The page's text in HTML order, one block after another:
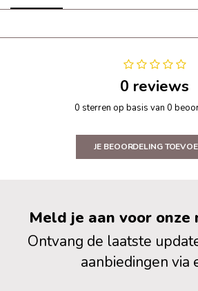
0 reviews
0 sterren op basis van 0
JE BEOORDELING
Meld je aan voor onze
Ontvang de laatste
aanbiedingen via